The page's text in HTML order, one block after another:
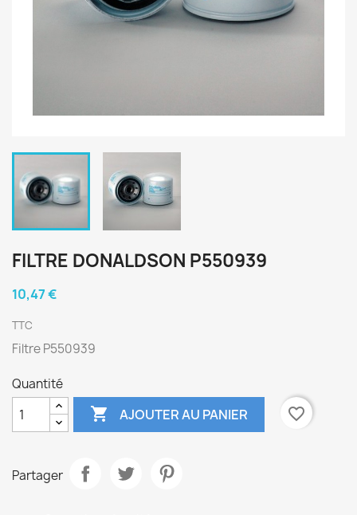
FILTRE DONALDSON P550939
10,47 €
TTC
Filtre P550939
Quantité
 AJOUTER AU PANIER favorite_border
Partager